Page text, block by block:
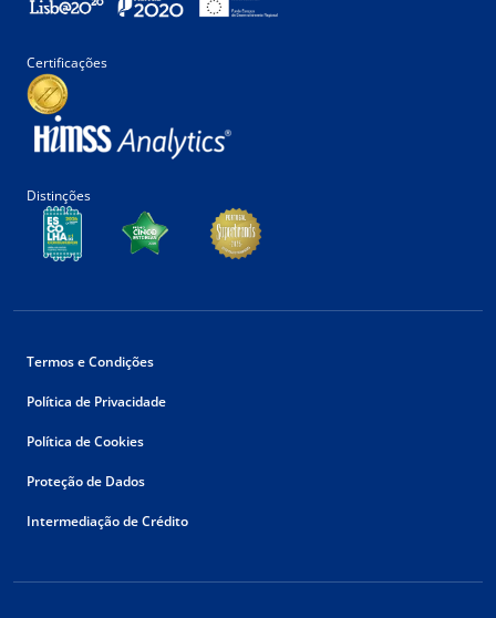
Certificações
Distinções
Termos e Condições
Política de Privacidade
Política de Cookies
Proteção de Dados
Intermediação de Crédito